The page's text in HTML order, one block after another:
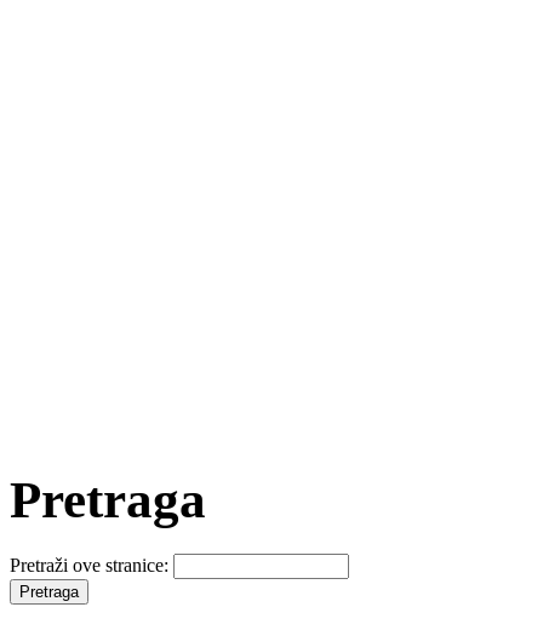
Pretraga
Pretraži ove stranice: